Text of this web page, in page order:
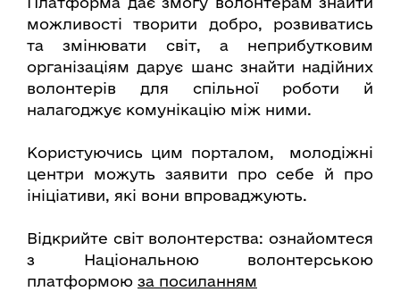
можливості творити добро, розвиватись
та змінювати світ, а неприбутковим
організаціям дарує шанс знайти надійних
волонтерів для спільної роботи й
налагоджує комунікацію між ними.
Користуючись цим порталом, молодіжні
центри можуть заявити про себе й про
ініціативи, які вони впроваджують.
Відкрийте світ волонтерства: ознайомтеся
з Національною волонтерською
платформою за посиланням